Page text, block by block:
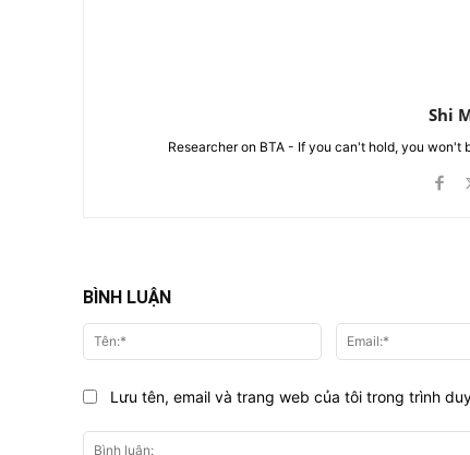
Shi
Researcher on BTA - If you can't hold, you won't
BÌNH LUẬN
Tên:*
Lưu tên, email và trang web của tôi trong trình